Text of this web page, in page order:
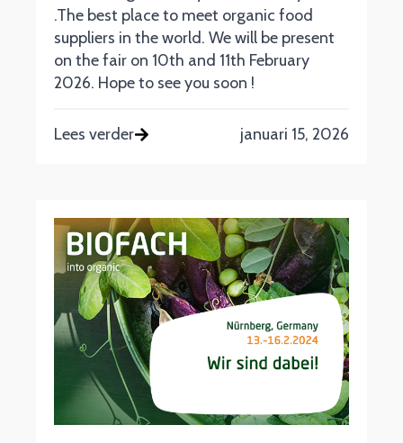
.The best place to meet organic food
suppliers in the world. We will be present
on the fair on 10th and 11th February
2026. Hope to see you soon !
Lees verder januari 15, 2026